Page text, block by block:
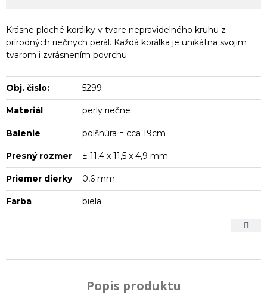
Krásne ploché korálky v tvare nepravidelného kruhu z
prírodných riečnych perál. Každá korálka je unikátna svojim
tvarom i zvrásnením povrchu.
Obj. čislo: 5299
Materiál perly riečne
Balenie polšnúra = cca 19cm
Presný rozmer ± 11,4 x 11,5 x 4,9 mm
Priemer dierky 0,6 mm
Farba biela
Popis produktu